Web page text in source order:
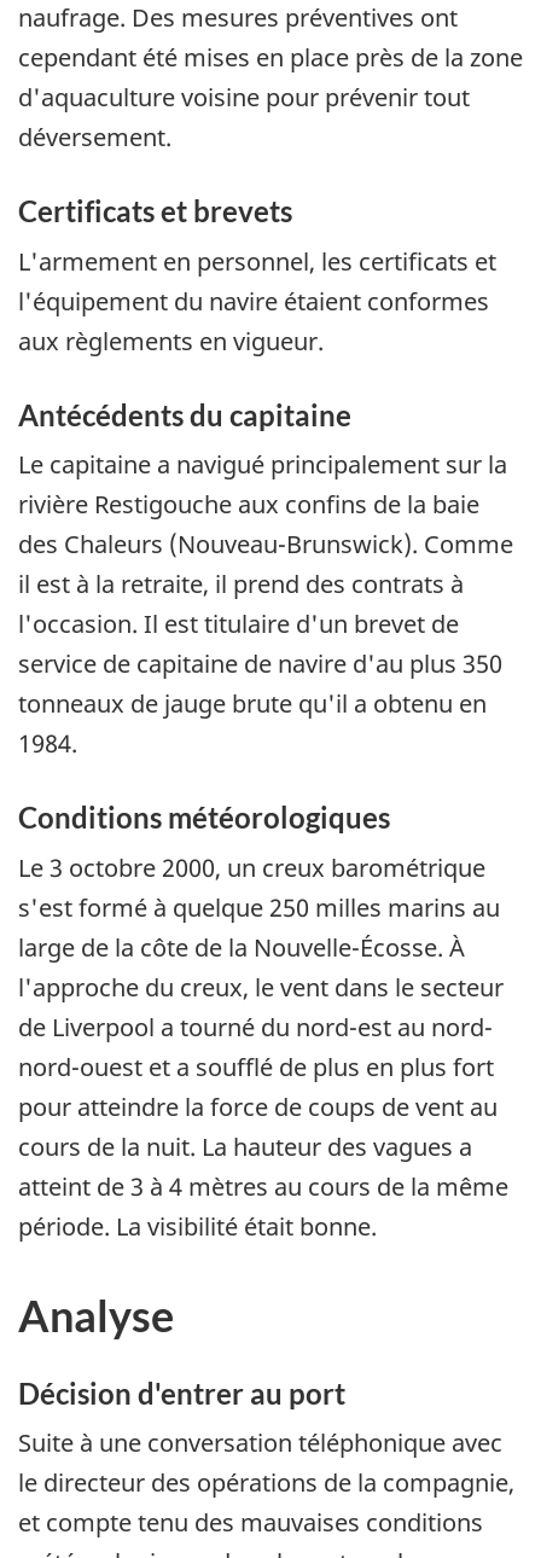
naufrage. Des mesures préventives ont
cependant été mises en place près de la zone
d'aquaculture voisine pour prévenir tout
déversement.
Certificats et brevets
L'armement en personnel, les certificats et
l'équipement du navire étaient conformes
aux règlements en vigueur.
Antécédents du capitaine
Le capitaine a navigué principalement sur la
rivière Restigouche aux confins de la baie
des Chaleurs (Nouveau-Brunswick). Comme
il est à la retraite, il prend des contrats à
l'occasion. Il est titulaire d'un brevet de
service de capitaine de navire d'au plus 350
tonneaux de jauge brute qu'il a obtenu en
1984.
Conditions météorologiques
Le 3 octobre 2000, un creux barométrique
s'est formé à quelque 250 milles marins au
large de la côte de la Nouvelle-Écosse. À
l'approche du creux, le vent dans le secteur
de Liverpool a tourné du nord-est au nord-
nord-ouest et a soufflé de plus en plus fort
pour atteindre la force de coups de vent au
cours de la nuit. La hauteur des vagues a
atteint de 3 à 4 mètres au cours de la même
période. La visibilité était bonne.
Analyse
Décision d'entrer au port
Suite à une conversation téléphonique avec
le directeur des opérations de la compagnie,
et compte tenu des mauvaises conditions